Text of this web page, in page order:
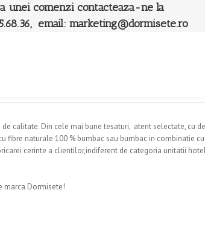
unei comenzi contacteaza-ne la
email:marketing@dormisete.ro
calitate. Din cele mai bune tesaturi, atent selectate, cu
fibre naturale 100 % bumbac sau bumbac in combinatie
cerinte a clientilor,indiferent de categoria unitatii
marca Dormisete!